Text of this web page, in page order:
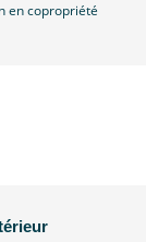
en copropriété